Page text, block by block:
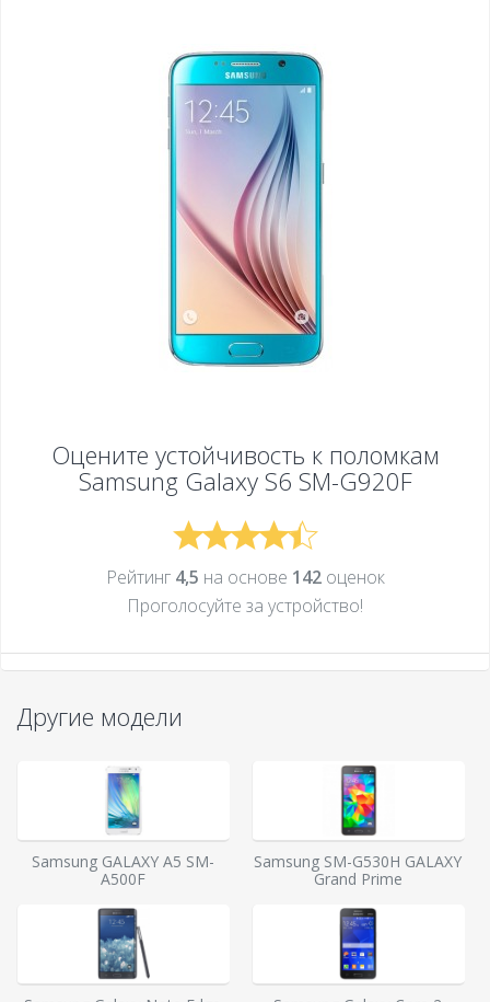
Оцените устойчивость к поломкам
Samsung Galaxy S6 SM-G920F
Рейтинг 4,5 на основе 142оценок
Проголосуйте за устройcтво!
Другие модели
Samsung GALAXY A5 SM-
A500F
Samsung SM-G530H GALAXY
Grand Prime